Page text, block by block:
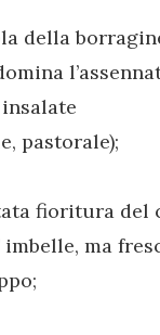
della
pastorale);
fioritura del
imbelle, ma